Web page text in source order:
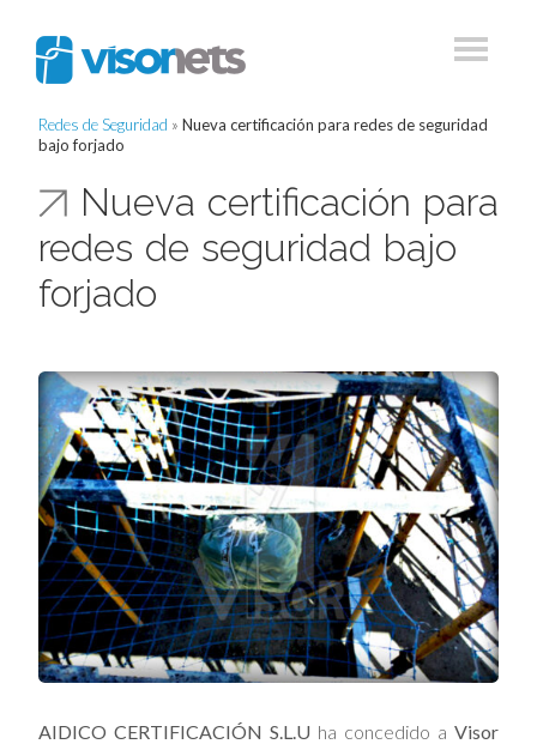
Redes de Seguridad » Nueva certificación para redes de seguridad
bajo forjado
Nueva certificación para
redes de seguridad bajo
forjado
AIDICO CERTIFICACIÓN S.L.U ha concedido a Visor